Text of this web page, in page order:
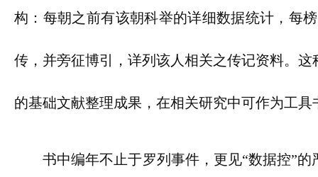
构：每朝之前有该朝科举的详细数据统计，每
传，并旁征博引，详列该人相关之传记资料。
的基础文献整理成果，在相关研究中可作为工具
书中编年不止于罗列事件，更见“数据控”